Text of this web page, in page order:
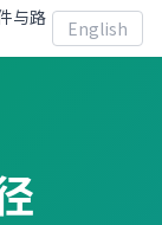
与路
English